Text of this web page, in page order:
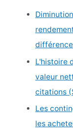
L'histoire
valeur
citations
Les
les